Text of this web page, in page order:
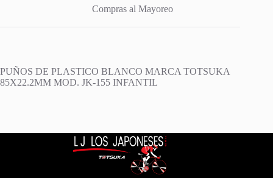
Compras al Mayoreo
PUÑOS DE PLASTICO BLANCO MARCA TOTSUKA
85X22.2MM MOD. JK-155 INFANTIL